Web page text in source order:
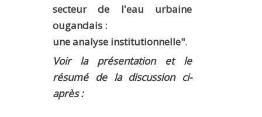
THÈSES EN COURS
PRODUCTION
MÉTHODES ET OUTILS
LOGICIELS
PUBLICATIONS SUR HAL
secteur de l'eau urbaine
ougandais :
une analyse institutionnelle".
Voir la présentation et le
résumé de la discussion ci-
après :